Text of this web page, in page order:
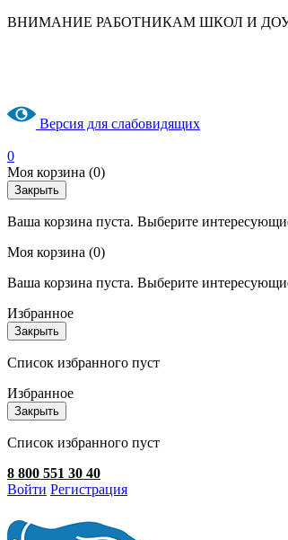
ВНИМАНИЕ РАБОТНИКАМ ШКОЛ И ДОУ! С 1
Версия для слабовидящих
0
Моя корзина (0)
Закрыть
Ваша корзина пуста. Выберите
Моя корзина (0)
Ваша корзина пуста. Выберите
Избранное
Закрыть
Список избранного пуст
Избранное
Закрыть
Список избранного пуст
8 800 551 30 40
Войти Регистрация